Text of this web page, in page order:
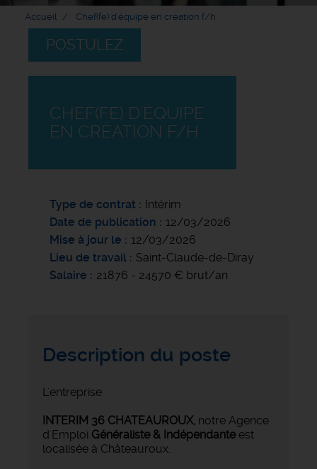
Accueil Chef(fe) d'équipe en création f/h
POSTULEZ
CHEF(FE) D'ÉQUIPE
EN CRÉATION F/H
Type de contrat
Intérim
Date de publication
12/03/2026
Mise à jour le
12/03/2026
Lieu de travail
Saint-Claude-de-Diray
Salaire
21876 - 24570 € brut/an
Description du poste
L'entreprise
INTERIM 36 CHATEAUROUX, notre Agence
d'Emploi Généraliste & Indépendante est
localisée à Châteauroux.